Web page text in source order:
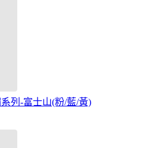
列-富士山(粉/藍/黃)